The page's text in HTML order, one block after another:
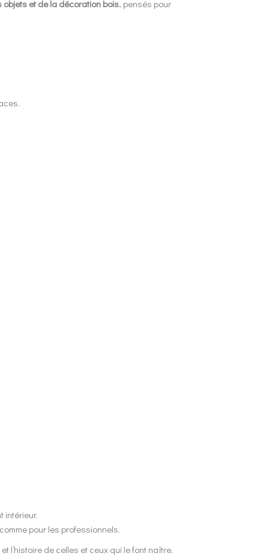
et de la décoration bois, pensés pour
intérieur.
pour les professionnels.
l’histoire de celles et ceux qui le font naître.